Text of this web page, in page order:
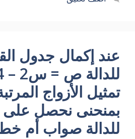
عند إكمال جدول
تمثيل الأزواج
بمنحنى نحصل على
للدالة صواب أم